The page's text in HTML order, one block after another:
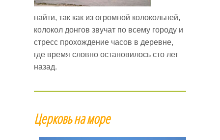
найти, так как из огромной колокольней,
колокол донгов звучат по всему городу и
стресс прохождение часов в деревне,
где время словно остановилось сто лет
назад.
Церковь на море